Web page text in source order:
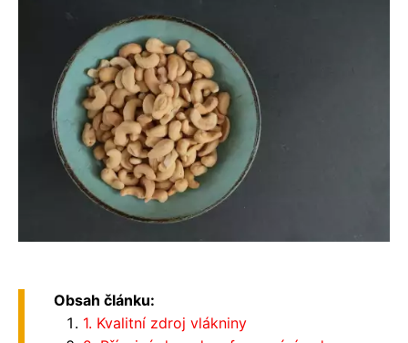
Obsah článku:
1. Kvalitní zdroj vlákniny